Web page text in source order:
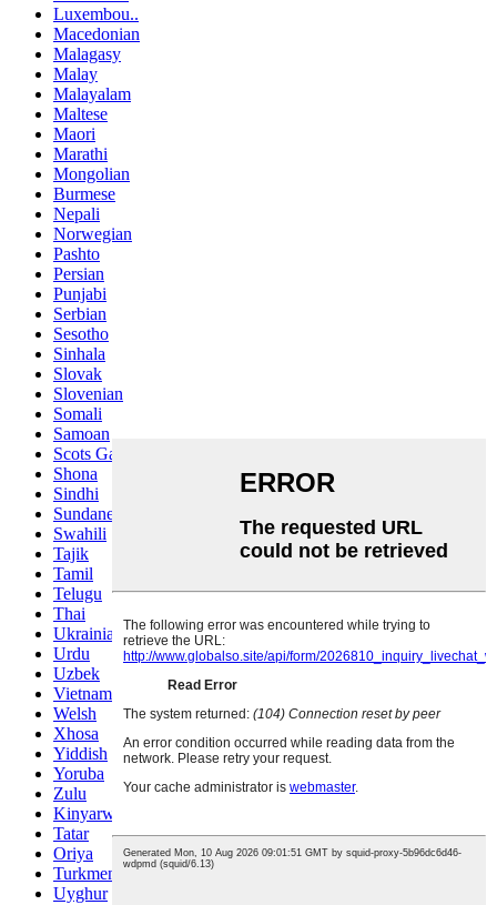
Luxembou..
Macedonian
Malagasy
Malay
Malayalam
Maltese
Maori
Marathi
Mongolian
Burmese
Nepali
Norwegian
Pashto
Persian
Punjabi
Serbian
Sesotho
Sinhala
Slovak
Slovenian
Somali
Samoan
Scots Gaelic
Shona
Sindhi
Sundanese
Swahili
Tajik
Tamil
Telugu
Thai
Ukrainian
Urdu
Uzbek
Vietnamese
Welsh
Xhosa
Yiddish
Yoruba
Zulu
Kinyarwanda
Tatar
Oriya
Turkmen
Uyghur